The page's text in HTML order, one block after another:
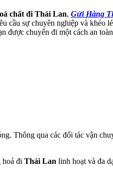
chất đi Thái Lan, Gửi Hàng
cầu sự chuyên nghiệp và
được chuyển đi một cách an
Thông qua các đối tác vận
hoá đi Thái Lan linh hoạt và đa